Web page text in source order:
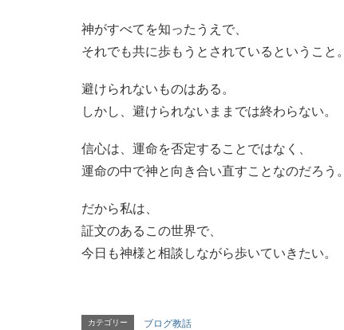
神がすべてを知ったうえで、
それでも共に歩もうとされているということ。
避けられないものはある。
しかし、避けられないままでは終わらない。
信心は、運命を否定することではなく、
運命の中で神と向き合い直すことなのだろう。
だから私は、
証文のあるこの世界で、
今日も神様と相談しながら歩いていきたい。
カテゴリー ブログ教話